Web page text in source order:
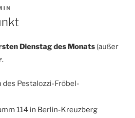
Dienstag des Monats (außer
.
Pestalozzi-Fröbel-
114 in Berlin-Kreuzberg